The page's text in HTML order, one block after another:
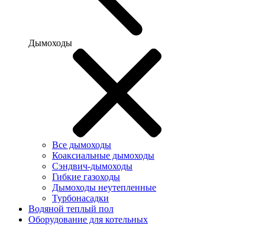
Дымоходы
Все дымоходы
Коаксиальные дымоходы
Сэндвич-дымоходы
Гибкие газоходы
Дымоходы неутепленные
Турбонасадки
Водяной теплый пол
Оборудование для котельных